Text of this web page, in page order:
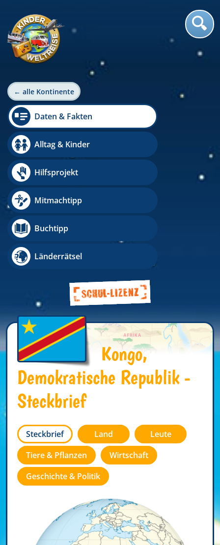
← alle Kontinente
Daten & Fakten
Alltag & Kinder
Hilfsprojekt
Mitmachtipp
Buchtipp
Länderrätsel
Kongo,
Demokratische Republik -
Steckbrief
Steckbrief Land
Leute
Tiere & Pflanzen
Wirtschaft
Geschichte & Politik